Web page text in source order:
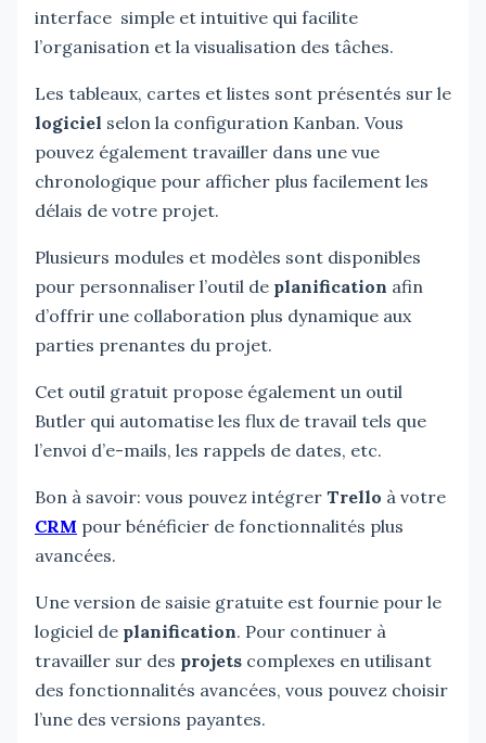
interface simple et intuitive qui facilite
l’organisation et la visualisation des tâches.
Les tableaux, cartes et listes sont présentés sur le
logiciel selon la configuration Kanban. Vous
pouvez également travailler dans une vue
chronologique pour afficher plus facilement les
délais de votre projet.
Plusieurs modules et modèles sont disponibles
pour personnaliser l’outil de planification afin
d’offrir une collaboration plus dynamique aux
parties prenantes du projet.
Cet outil gratuit propose également un outil
Butler qui automatise les flux de travail tels que
l’envoi d’e-mails, les rappels de dates, etc.
Bon à savoir: vous pouvez intégrer Trello à votre
CRM pour bénéficier de fonctionnalités plus
avancées.
Une version de saisie gratuite est fournie pour le
logiciel de planification. Pour continuer à
travailler sur des projets complexes en utilisant
des fonctionnalités avancées, vous pouvez choisir
l’une des versions payantes.